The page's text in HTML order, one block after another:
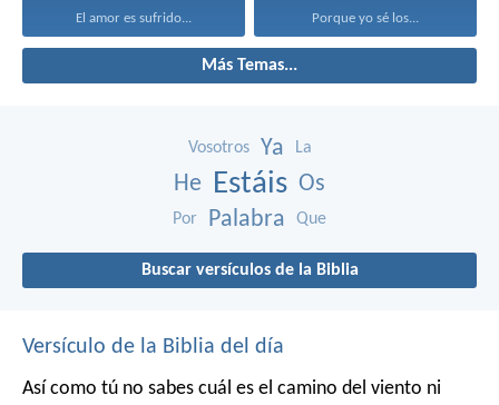
El amor es sufrido... Porque yo sé los...
Más Temas...
Vosotros Ya La
He Estáis Os
Por Palabra Que
Buscar versículos de la Biblia
Versículo de la Biblia del día
Así como tú no sabes cuál es el camino del viento ni